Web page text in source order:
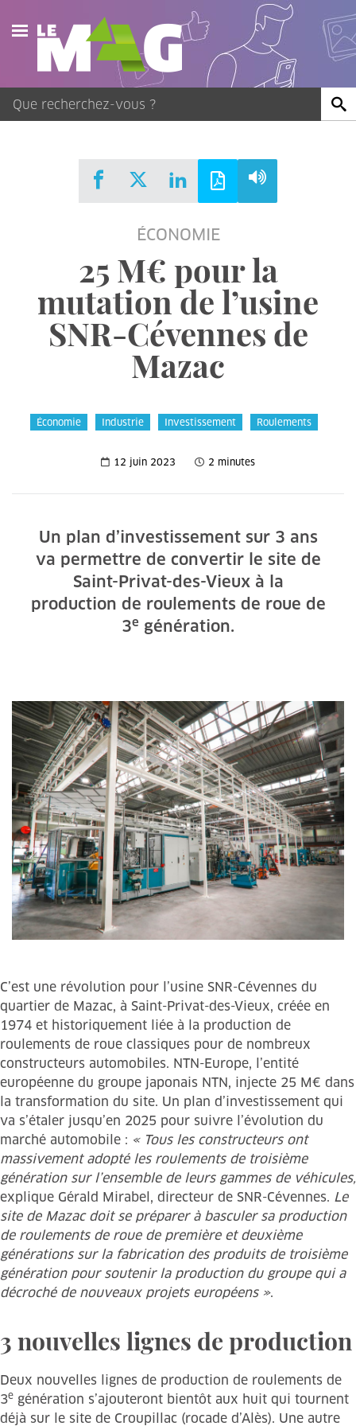
Actualités
Agenda
Publications
ÉCONOMIE
25 M€ pour la
mutation de l’usine
SNR-Cévennes de
Mazac
Économie Industrie Investissement Roulements
12 juin 2023 2 minutes
Un plan d’investissement sur 3 ans
va permettre de convertir le site de
Saint-Privat-des-Vieux à la
production de roulements de roue de
3e génération.
C’est une révolution pour l’usine SNR-Cévennes du
quartier de Mazac, à Saint-Privat-des-Vieux, créée en
1974 et historiquement liée à la production de
roulements de roue classiques pour de nombreux
constructeurs automobiles. NTN-Europe, l’entité
européenne du groupe japonais NTN, injecte 25 M€ dans
la transformation du site. Un plan d’investissement qui
va s’étaler jusqu’en 2025 pour suivre l’évolution du
marché automobile : « Tous les constructeurs ont
massivement adopté les roulements de troisième
génération sur l’ensemble de leurs gammes de véhicules,
explique Gérald Mirabel, directeur de SNR-Cévennes. Le
site de Mazac doit se préparer à basculer sa production
de roulements de roue de première et deuxième
générations sur la fabrication des produits de troisième
génération pour soutenir la production du groupe qui a
décroché de nouveaux projets européens ».
3 nouvelles lignes de production
Deux nouvelles lignes de production de roulements de
3e génération s’ajouteront bientôt aux huit qui tournent
déjà sur le site de Croupillac (rocade d’Alès). Une autre